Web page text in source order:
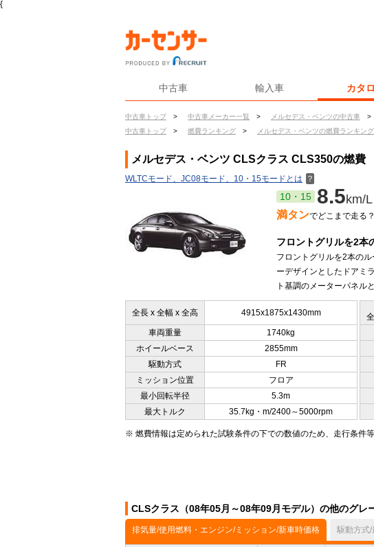
{
中古車 輸入車 カタ
中古車トップ > 中古車メーカー一覧 > メルセデス・ベンツの中古車 >
中古車トップ
> 燃費ランキング > メルセデス・ベンツの燃費ランキング
メルセデス・ベンツ CLSクラス CLS350の燃費
WLTCモード、JC08モード、10・15モードとは ？
10・15 8.5km/L
満タンでどこまで走る
フロントグリルを2本
フロントグリルを2本の
ーデザインとしたドアミ
ト基調のメーターパネル
全長 x 全幅 x 全高 4915x1875x1430mm
車両重量 1740kg
ホイールベース
2855mm
駆動方式
FR
ミッション位置
フロア
最小回転半径
5.3m
最大トルク
35.7kg・m/2400～5000rpm
※ 燃費情報は定められた試験条件の下での数値のため、走行条件
CLSクラス（08年05月～08年09月モデル）の他のグレ
排気量/使用燃料・エンジン/ミッション/新車時価格 駆動方式